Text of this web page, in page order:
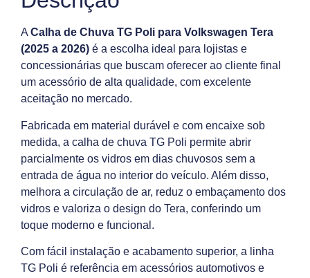
A Calha de Chuva TG Poli para Volkswagen Tera
(2025 a 2026) é a escolha ideal para lojistas e
concessionárias que buscam oferecer ao cliente final
um acessório de alta qualidade, com excelente
aceitação no mercado.
Fabricada em material durável e com encaixe sob
medida, a calha de chuva TG Poli permite abrir
parcialmente os vidros em dias chuvosos sem a
entrada de água no interior do veículo. Além disso,
melhora a circulação de ar, reduz o embaçamento dos
vidros e valoriza o design do Tera, conferindo um
toque moderno e funcional.
Com fácil instalação e acabamento superior, a linha
TG Poli é referência em acessórios automotivos e